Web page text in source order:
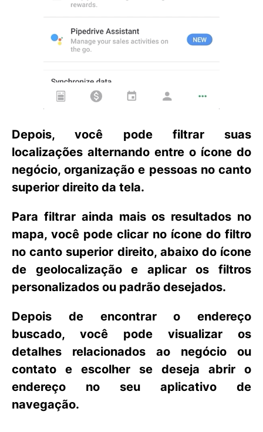
Depois, você pode filtrar suas
localizações alternando entre o ícone do
negócio, organização e pessoas no canto
superior direito da tela.
Para filtrar ainda mais os resultados no
mapa, você pode clicar no ícone do filtro
no canto superior direito, abaixo do ícone
de
geolocalizaçãoe aplicar os filtros
personalizados ou padrão desejados.
Depois de encontrar o endereço
buscado, você pode visualizar os
detalhes relacionados ao negócio ou
contato e escolher se deseja abrir o
endereço no seu aplicativo de
navegação.